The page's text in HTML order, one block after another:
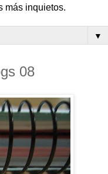
más inquietos.
▼
08